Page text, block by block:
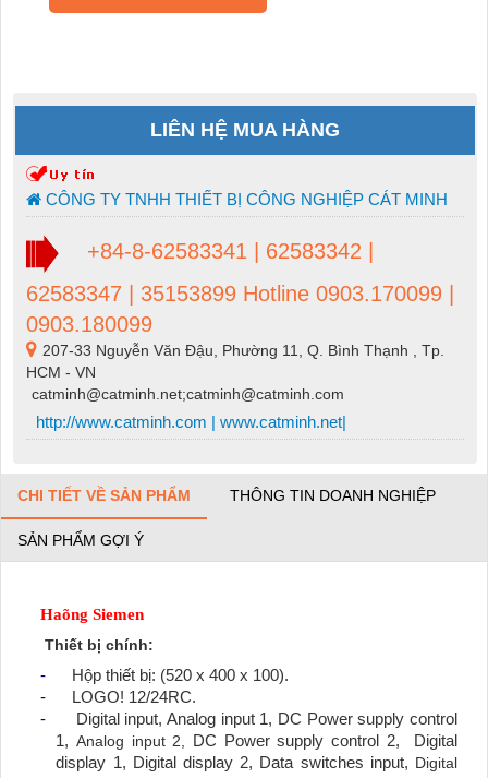
LIÊN HỆ MUA HÀNG
CÔNG TY TNHH THIẾT BỊ CÔNG NGHIỆP CÁT MINH
+84-8-62583341 | 62583342 |
62583347 | 35153899 Hotline 0903.170099 |
0903.180099
207-33 Nguyễn Văn Đậu, Phường 11, Q. Bình Thạnh , Tp.
HCM - VN
catminh@catminh.net;catminh@catminh.com
http://www.catminh.com | www.catminh.net|
CHI TIẾT VỀ SẢN PHẨM THÔNG TIN DOANH NGHIỆP
SẢN PHẨM GỢI Ý
Haõng Siemen
Thiết bị chính:
-
Hộp thiết bị: (520 x 400 x 100).
-
LOGO! 12/24RC.
-
Digital input, Analog input 1, DC Power supply control
1,Analog input 2, DC Power supply control 2,
Digital
display 1, Digital display 2, Data switches input, Digital